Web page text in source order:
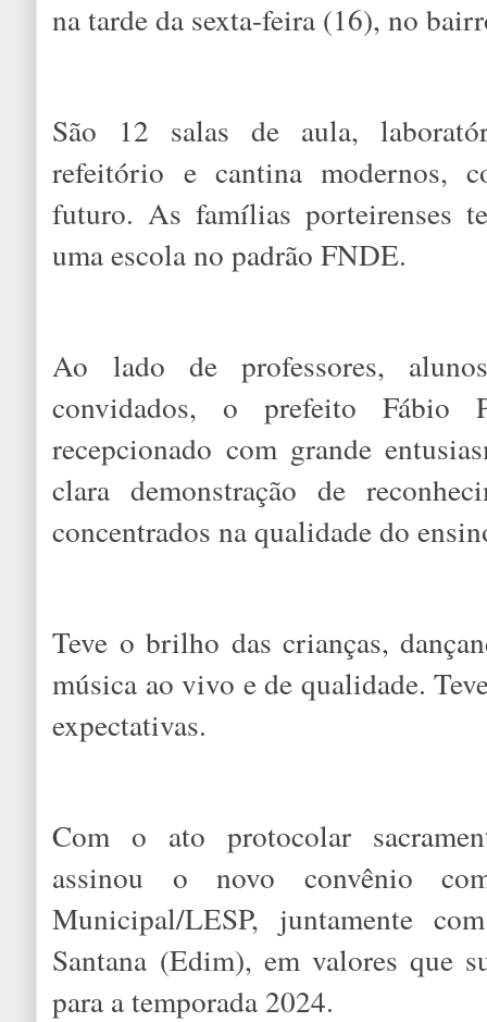
na tarde da sexta-feira (16), no
São 12 salas de aula,
refeitório e cantina modernos,
futuro. As famílias porteirenses
uma escola no padrão FNDE.
Ao lado de professores,
convidados, o prefeito Fábio
recepcionado com grande
clara demonstração de
concentrados na qualidade do
Teve o brilho das crianças,
música ao vivo e de qualidade.
expectativas.
Com o ato protocolar
assinou o novo convênio
Municipal/LESP, juntamente
Santana (Edim), em valores que
para a temporada 2024.